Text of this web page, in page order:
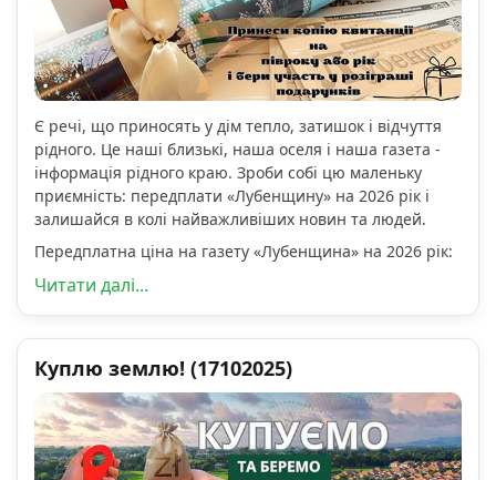
Є речі, що приносять у дім тепло, затишок і відчуття
рідного. Це наші близькі, наша оселя і наша газета -
інформація рідного краю. Зроби собі цю маленьку
приємність: передплати «Лубенщину» на 2026 рік і
залишайся в колі найважливіших новин та людей.
Передплатна ціна на газету «Лубенщина» на 2026 рік:
Читати далі...
Куплю землю! (17102025)